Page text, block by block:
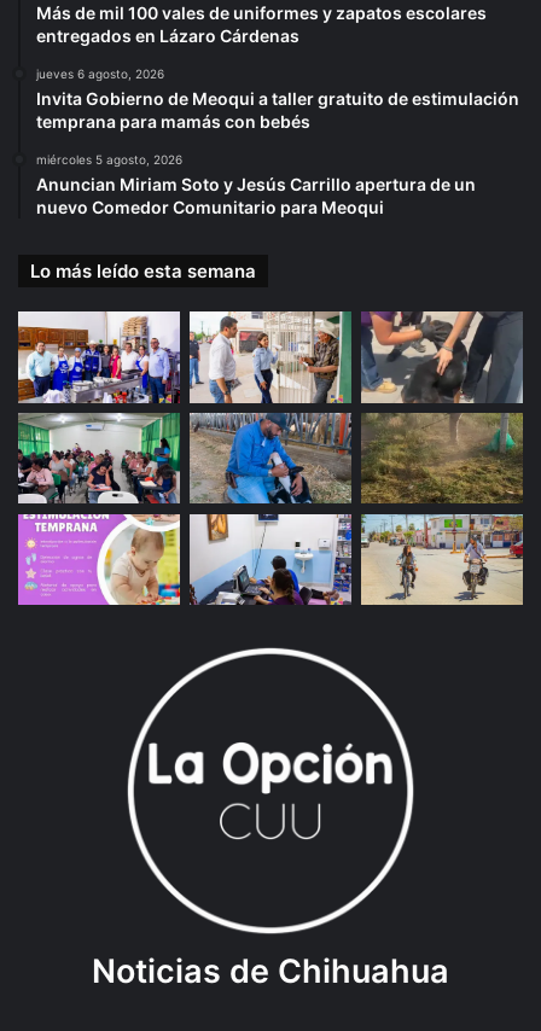
Más de mil 100 vales de uniformes y zapatos escolares
entregados en Lázaro Cárdenas
jueves 6 agosto, 2026
Invita Gobierno de Meoqui a taller gratuito de estimulación
temprana para mamás con bebés
miércoles 5 agosto, 2026
Anuncian Miriam Soto y Jesús Carrillo apertura de un
nuevo Comedor Comunitario para Meoqui
Lo más leído esta semana
Noticias de Chihuahua